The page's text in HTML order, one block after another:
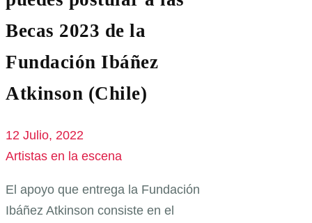
Becas 2023 de la
Fundación Ibáñez
Atkinson (Chile)
12 Julio, 2022
Artistas en la escena
El apoyo que entrega la Fundación
Ibáñez Atkinson consiste en el